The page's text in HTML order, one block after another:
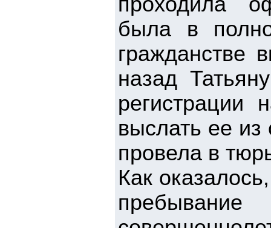
была в
гражданстве
назад
регистрации
выслать ее
провела в
Как